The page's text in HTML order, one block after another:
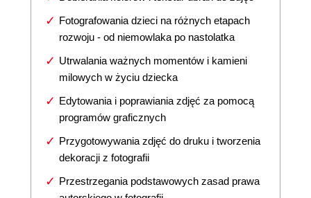
Fotografowania dzieci na różnych etapach
rozwoju - od niemowlaka po nastolatka
Utrwalania ważnych momentów i kamieni
milowych w życiu dziecka
Edytowania i poprawiania zdjęć za pomocą
programów graficznych
Przygotowywania zdjęć do druku i tworzenia
dekoracji z fotografii
Przestrzegania podstawowych zasad prawa